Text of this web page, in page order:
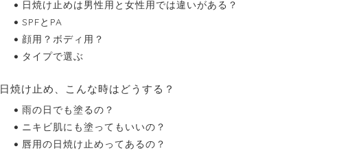
日焼け止めは男性用と女性用では違いがある？
SPFとPA
顔用？ボディ用？
タイプで選ぶ
日焼け止め、こんな時はどうする？
雨の日でも塗るの？
ニキビ肌にも塗ってもいいの？
唇用の日焼け止めってあるの？